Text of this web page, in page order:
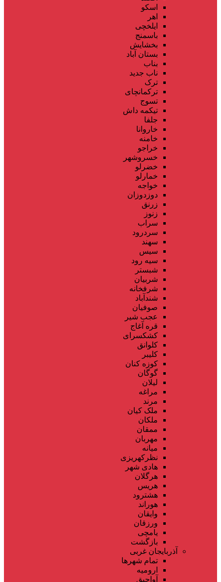
اسکو
اهر
ایلخچی
باسمنج
بخشایش
بستان آباد
بناب
ناب جدید
ترک
ترکمانچای
تسوج
تیکمه داش
جلفا
خاروانا
خامنه
خراجو
خسروشهر
خضرلو
خمارلو
خواجه
دوزدوزان
زرنق
زنوز
سراب
سردرود
سهند
سیس
سیه رود
شبستر
شربیان
شرفخانه
شندآباد
صوفیان
عجب شیر
قره آغاج
کشکسرای
کلوانق
کلیبر
کوزه کنان
گوگان
لیلان
مراغه
مرند
ملک کیان
ملکان
ممقان
مهربان
میانه
نظرکهریزی
هادی شهر
هرگلان
هریس
هشترود
هوراند
وایقان
ورزقان
یامچی
بازگشت
آذربایجان غربی
تمام شهر‌ها
ارومیه
آواجیق